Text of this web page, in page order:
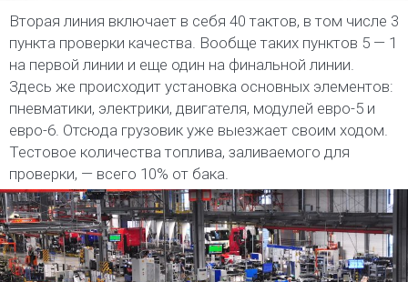
Вторая линия включает в себя 40 тактов, в том числе 3
пункта проверки качества. Вообще таких пунктов 5 — 1
на первой линии и еще один на финальной линии.
Здесь же происходит установка основных элементов:
пневматики, электрики, двигателя, модулей евро-5 и
евро-6. Отсюда грузовик уже выезжает своим ходом.
Тестовое количества топлива, заливаемого для
проверки, — всего 10% от бака.